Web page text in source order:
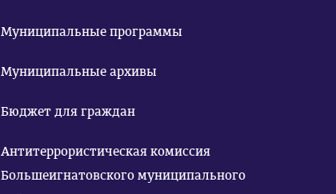
Муниципальные программы
Муниципальные архивы
Бюджет для граждан
Антитеррористическая комиссия
Большеигнатовского муниципального